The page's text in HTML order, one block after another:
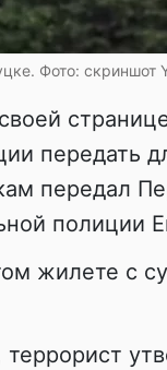
Фото: скриншот
передать
передал
полиции
жилете с